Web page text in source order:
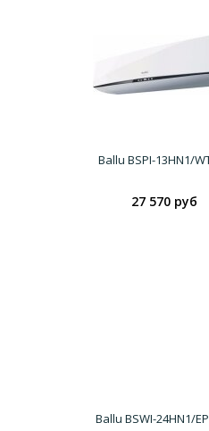
Ballu BSPI-13HN1/
27 570 руб
Ballu BSWI-24HN1/